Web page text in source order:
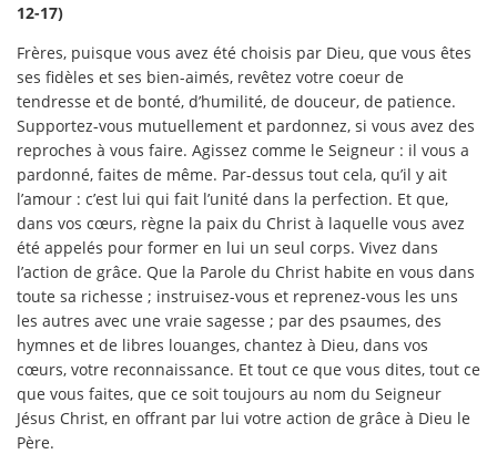
12-17)
Frères, puisque vous avez été choisis par Dieu, que vous êtes
ses fidèles et ses bien-aimés, revêtez votre coeur de
tendresse et de bonté, d’humilité, de douceur, de patience.
Supportez-vous mutuellement et pardonnez, si vous avez des
reproches à vous faire. Agissez comme le Seigneur : il vous a
pardonné, faites de même. Par-dessus tout cela, qu’il y ait
l’amour : c’est lui qui fait l’unité dans la perfection. Et que,
dans vos cœurs, règne la paix du Christ à laquelle vous avez
été appelés pour former en lui un seul corps. Vivez dans
l’action de grâce. Que la Parole du Christ habite en vous dans
toute sa richesse ; instruisez-vous et reprenez-vous les uns
les autres avec une vraie sagesse ; par des psaumes, des
hymnes et de libres louanges, chantez à Dieu, dans vos
cœurs, votre reconnaissance. Et tout ce que vous dites, tout ce
que vous faites, que ce soit toujours au nom du Seigneur
Jésus Christ, en offrant par lui votre action de grâce à Dieu le
Père.